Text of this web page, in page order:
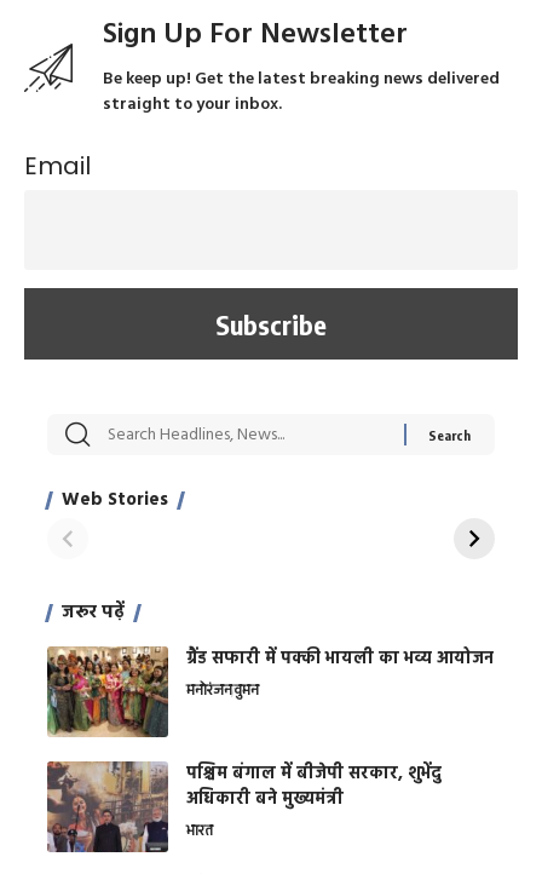
Sign Up For Newsletter
Be keep up! Get the latest breaking news delivered
straight to your inbox.
Email
Web Stories
सट्टेबाजी में अरेस्ट हुए
साहिल खान
रोज एक कच्चे लहसुन
जरूर पढ़ें
ग्रैंड सफारी में पक्की भायली का भव्य आयोजन
मनोरंजनवुमन
पश्चिम बंगाल में बीजेपी सरकार, शुभेंदु
अधिकारी बने मुख्यमंत्री
भारत